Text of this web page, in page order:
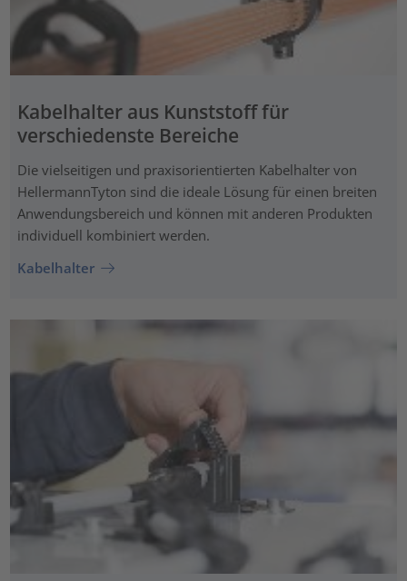
Kabelhalter aus Kunststoff für
verschiedenste Bereiche
Die vielseitigen und praxisorientierten Kabelhalter von
HellermannTyton sind die ideale Lösung für einen breiten
Anwendungsbereich und können mit anderen Produkten
individuell kombiniert werden.
Kabelhalter